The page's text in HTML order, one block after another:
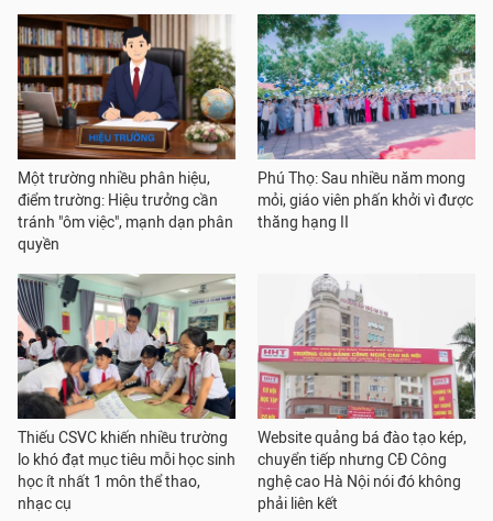
Một trường nhiều phân hiệu,
điểm trường: Hiệu trưởng cần
tránh "ôm việc", mạnh dạn phân
quyền
Phú Thọ: Sau nhiều năm mong
mỏi, giáo viên phấn khởi vì được
thăng hạng II
Thiếu CSVC khiến nhiều trường
lo khó đạt mục tiêu mỗi học sinh
học ít nhất 1 môn thể thao,
nhạc cụ
Website quảng bá đào tạo kép,
chuyển tiếp nhưng CĐ Công
nghệ cao Hà Nội nói đó không
phải liên kết